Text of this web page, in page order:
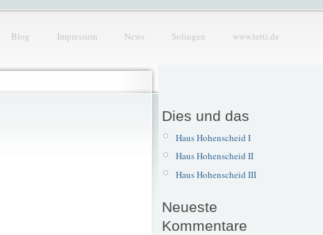
Blog Impressum News Solingen www.tetti.de
Dies und das
Haus Hohenscheid I
Haus Hohenscheid II
Haus Hohenscheid III
Neueste
Kommentare